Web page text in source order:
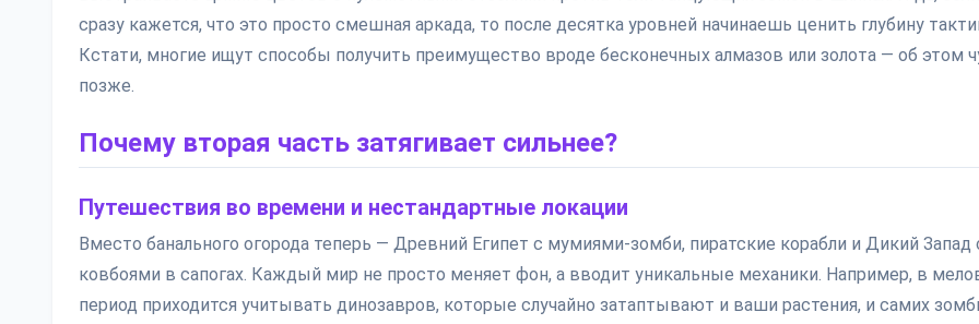
сразу кажется, что это просто смешная аркада, то после десятка уровней начинаешь ценить глубину
Кстати, многие ищут способы получить преимущество вроде бесконечных алмазов или золота — об этом
позже.
Почему вторая часть затягивает сильнее?
Путешествия во времени и нестандартные локации
Вместо банального огорода теперь — Древний Египет с мумиями-зомби, пиратские корабли и Дикий Запад
ковбоями в сапогах. Каждый мир не просто меняет фон, а вводит уникальные механики. Например, в
период приходится учитывать динозавров, которые случайно затаптывают и ваши растения, и самих